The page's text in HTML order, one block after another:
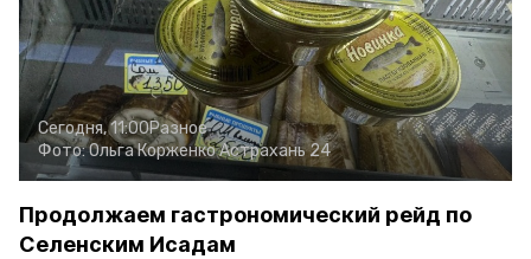
Сегодня, 11:00Разное
Фото:Ольга КорженкоАстрахань 24
Продолжаем гастрономический рейд по
Селенским Исадам